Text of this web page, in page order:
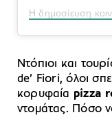
Ντόπιοι και
de’ Fiori, όλοι
κορυφαία pizza
ντομάτας. Πόσο